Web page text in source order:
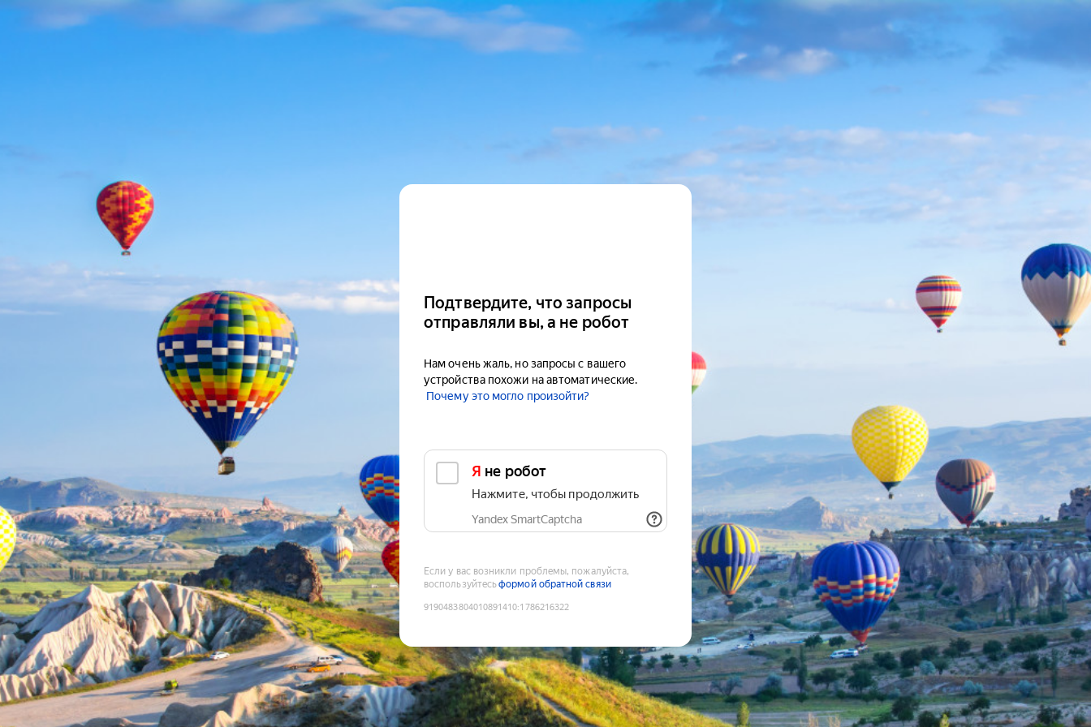
Подтвердите, что запросы
отправляли вы, а не робот
Нам очень жаль, но запросы с вашего
устройства похожи на автоматические.
Почему это могло произойти?
Я не робот
Нажмите, чтобы продолжить
Yandex SmartCaptcha
Если у вас возникли проблемы, пожалуйста,
воспользуйтесьформой обратной связи
9190483804010891410:1786216322